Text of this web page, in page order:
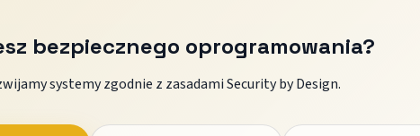
bezpiecznego oprogramowania?
systemy zgodnie z zasadami Security by Design.